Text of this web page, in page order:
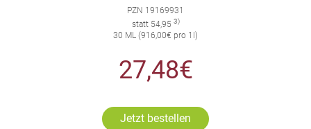
PZN 19169931
statt 54,95 3)
30 ML (916,00€ pro 1l)
27,48€
Jetzt bestellen